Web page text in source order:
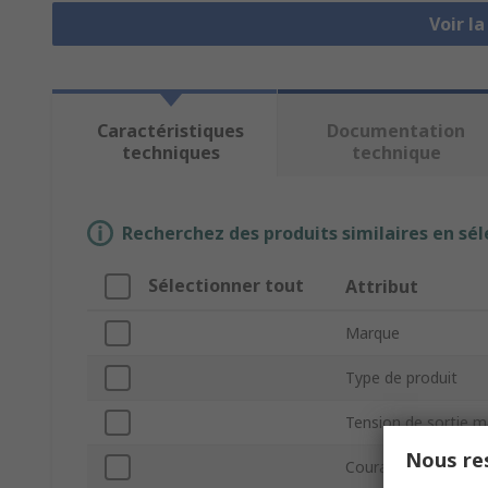
Voir
Caractéristiques
techniques
Documentation
technique
Recherchez des produits similaires en
Sélectionner tout Attribut
Marque
Type de produit
Tension de sortie
Courant de sortie
Nous